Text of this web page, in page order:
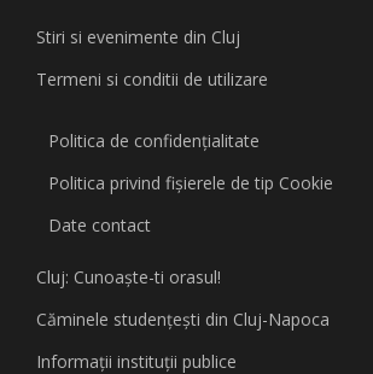
Stiri si evenimente din Cluj
Termeni si conditii de utilizare
Politica de confidențialitate
Politica privind fişierele de tip Cookie
Date contact
Cluj: Cunoaşte-ti orasul!
Căminele studenţeşti din Cluj-Napoca
Informaţii instituţii publice